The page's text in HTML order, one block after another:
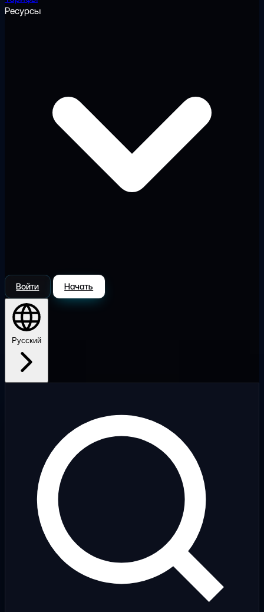
Ресурсы
Войти Начать
Русский